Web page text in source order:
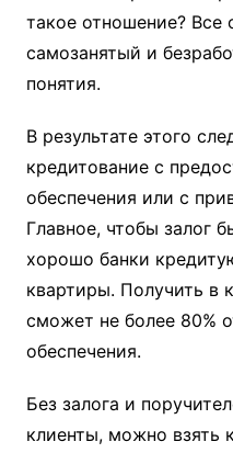
такое отношение? Все
самозанятый и
понятия.
В результате этого
кредитование с
обеспечения или с
Главное, чтобы залог
хорошо банки
квартиры. Получить в
сможет не более 80%
обеспечения.
Без залога и
клиенты, можно взять